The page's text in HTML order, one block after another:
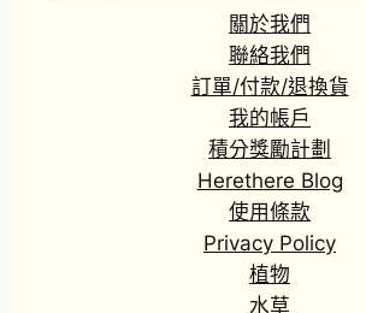
關於我們
聯絡我們
訂單/付款/退換貨
我的帳戶
積分獎勵計劃
Herethere Blog
使用條款
Privacy Policy
植物
水草